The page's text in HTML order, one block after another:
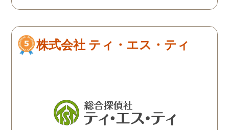
難しかったですが、ここは
来ていました。 担当の人も
丁寧で報告内容もわかりや
由のひとつ。 かと言っ
く、むしろ期待以上に細
く調査・報告してくれた
株式会社 ティ・エス・ティ